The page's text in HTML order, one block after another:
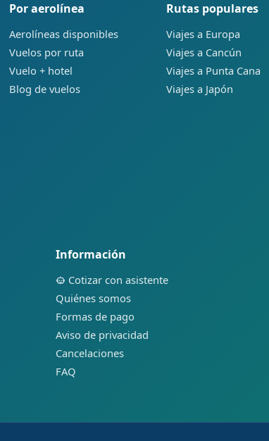
Por aerolínea
Aerolíneas disponibles
Vuelos por ruta
Vuelo + hotel
Blog de vuelos
Rutas populares
Viajes a Europa
Viajes a Cancún
Viajes a Punta Cana
Viajes a Japón
Información
Cotizar con asistente
Quiénes somos
Formas de pago
Aviso de privacidad
Cancelaciones
FAQ